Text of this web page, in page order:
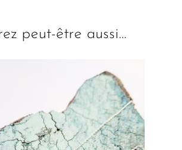
peut-être aussi…